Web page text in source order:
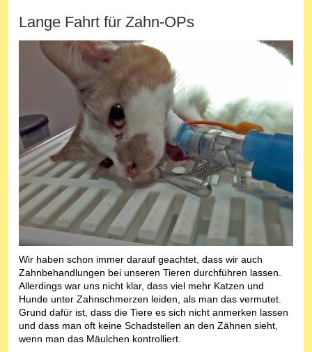
Lange Fahrt für Zahn-OPs
Wir haben schon immer darauf geachtet, dass wir auch
Zahnbehandlungen bei unseren Tieren durchführen lassen.
Allerdings war uns nicht klar, dass viel mehr Katzen und
Hunde unter Zahnschmerzen leiden, als man das vermutet.
Grund dafür ist, dass die Tiere es sich nicht anmerken lassen
und dass man oft keine Schadstellen an den Zähnen sieht,
wenn man das Mäulchen kontrolliert.